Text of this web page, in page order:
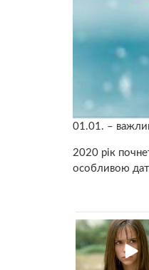
01.01. –
2020 рік
особливою